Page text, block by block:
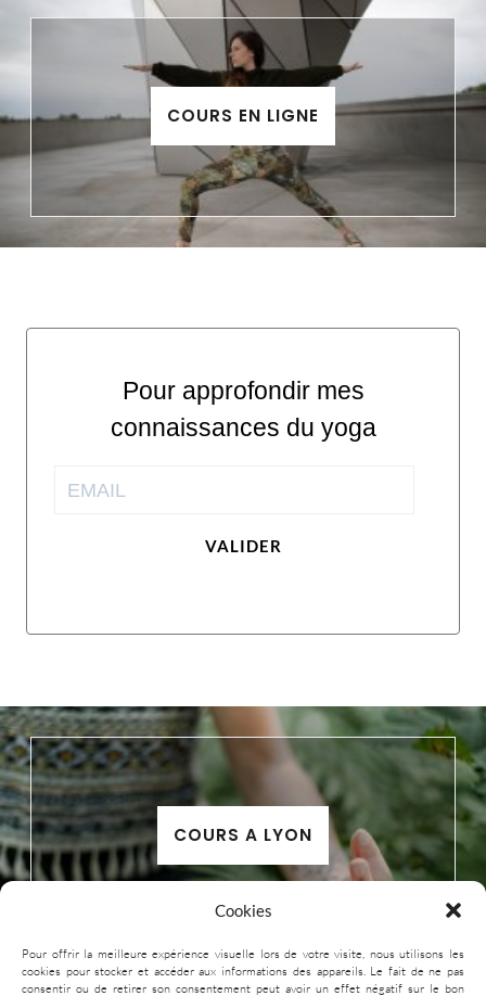
Cookies
Pour offrir la meilleure expérience visuelle lors de votre visite, nous utilisons les
cookies pour stocker et accéder aux informations des appareils. Le fait de ne pas
consentir ou de retirer son consentement peut avoir un effet négatif sur le bon
COURS EN LIGNE
Pour approfondir mes
connaissances du yoga
VALIDER
COURS A LYON